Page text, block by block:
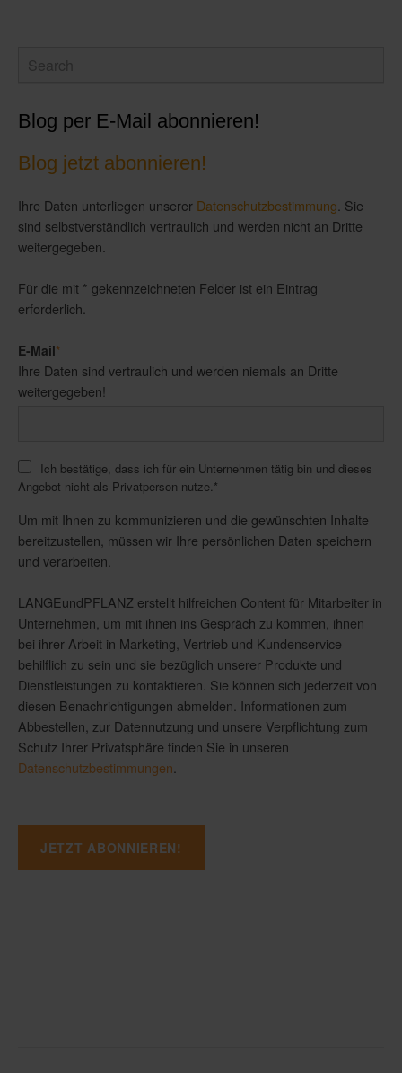
Blog per E-Mail abonnieren!
Blog jetzt abonnieren!
Ihre Daten unterliegen unserer Datenschutzbestimmung. Sie
sind selbstverständlich vertraulich und werden nicht an Dritte
weitergegeben.
Für die mit * gekennzeichneten Felder ist ein Eintrag
erforderlich.
E-Mail*
Ihre Daten sind vertraulich und werden niemals an Dritte
weitergegeben!
Ich bestätige, dass ich für ein Unternehmen tätig bin und dieses
Angebot nicht als Privatperson nutze.*
Um mit Ihnen zu kommunizieren und die gewünschten Inhalte
bereitzustellen, müssen wir Ihre persönlichen Daten speichern
und verarbeiten.
LANGEundPFLANZ erstellt hilfreichen Content für Mitarbeiter in
Unternehmen, um mit ihnen ins Gespräch zu kommen, ihnen
bei ihrer Arbeit in Marketing, Vertrieb und Kundenservice
behilflich zu sein und sie bezüglich unserer Produkte und
Dienstleistungen zu kontaktieren. Sie können sich jederzeit von
diesen Benachrichtigungen abmelden. Informationen zum
Abbestellen, zur Datennutzung und unsere Verpflichtung zum
Schutz Ihrer Privatsphäre finden Sie in unseren
Datenschutzbestimmungen.